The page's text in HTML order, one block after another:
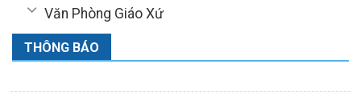
Văn Phòng Giáo Xứ
THÔNG BÁO